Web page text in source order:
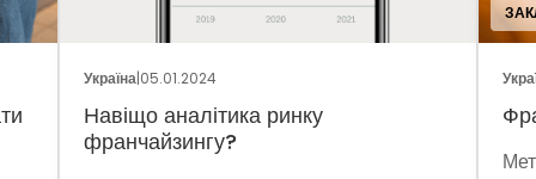
Україна|05.01.2024
Навіщо аналітика ринку
франчайзингу?